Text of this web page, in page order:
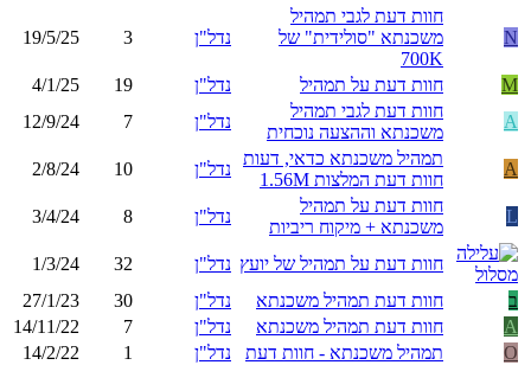
N
חוות דעת לגבי תמהיל
משכנתא "סולידית" של
700K
נדל"ן 3
19/5/25
M חוות דעת על תמהיל נדל"ן 19
4/1/25
A
חוות דעת לגבי תמהיל
משכנתא וההצעה נוכחית
נדל"ן 7
12/9/24
A
תמהיל משכנתא כדאי, דעות
חוות דעת המלצות 1.56M
נדל"ן 10
2/8/24
L
חוות דעת על תמהיל
משכנתא + מיקוח ריביות
נדל"ן 8
3/4/24
חוות דעת על תמהיל של יועץ נדל"ן 32
1/3/24
ב
חוות דעת תמהיל משכנתא נדל"ן 30
27/1/23
A
חוות דעת תמהיל משכנתא נדל"ן 7
14/11/22
O
תמהיל משכנתא - חוות דעת נדל"ן 1
14/2/22